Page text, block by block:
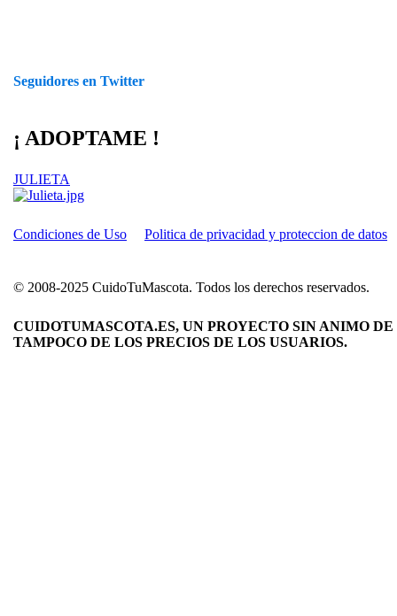
Seguidores en Twitter
¡ ADOPTAME !
JULIETA
Condiciones de Uso Politica de privacidad y proteccion de datos
© 2008-2025 CuidoTuMascota. Todos los derechos reservados.
CUIDOTUMASCOTA.ES, UN PROYECTO SIN ANIMO
TAMPOCO DE LOS PRECIOS DE LOS USUARIOS.